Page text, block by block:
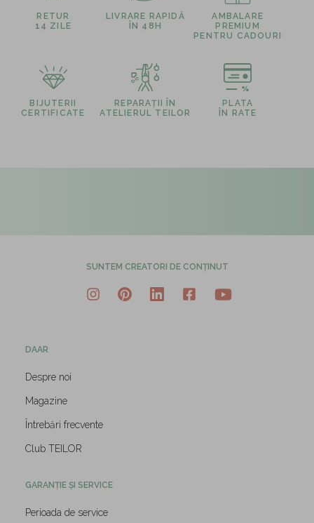
RETUR
14 ZILE
LIVRARE RAPIDĂ
ÎN 48H
AMBALARE
PREMIUM
PENTRU CADOURI
BIJUTERII
CERTIFICATE
REPARAȚII ÎN
ATELIERUL TEILOR
PLATA
ÎN RATE
SUNTEM CREATORI DE CONȚINUT
DAAR
Despre noi
Magazine
Întrebări frecvente
Club TEILOR
GARANȚIE ȘI SERVICE
Perioada de service